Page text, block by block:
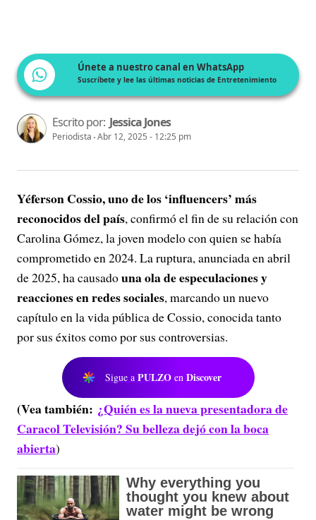
Únete a nuestro canal en WhatsApp
Suscríbete y lee las últimas noticias de Entretenimiento
Escrito por: Jessica Jones
Periodista Abr 12, 2025 - 12:25 pm
Yéferson Cossio, uno de los ‘influencers’ más
reconocidos del país, confirmó el fin de su relación con
Carolina Gómez, la joven modelo con quien se había
comprometido en 2024. La ruptura, anunciada en abril
de 2025, ha causadouna ola de especulaciones y
reacciones en redes sociales, marcando un nuevo
capítulo en la vida pública de Cossio, conocida tanto
por sus éxitos como por sus controversias.
Sigue a PULZO en Discover
(Vea también: ¿Quién es la nueva presentadora de
Caracol Televisión? Su belleza dejó con la boca
abierta)